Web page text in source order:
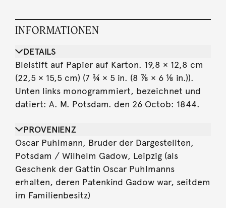
INFORMATIONEN
DETAILS
Bleistift auf Papier auf Karton. 19,8 × 12,8 cm
(22,5 × 15,5 cm) (7 ¾ × 5 in. (8 ⅞ × 6 ⅛ in.)).
Unten links monogrammiert, bezeichnet und
datiert: A. M. Potsdam. den 26 Octob: 1844.
PROVENIENZ
Oscar Puhlmann, Bruder der Dargestellten,
Potsdam / Wilhelm Gadow, Leipzig (als
Geschenk der Gattin Oscar Puhlmanns
erhalten, deren Patenkind Gadow war, seitdem
im Familienbesitz)